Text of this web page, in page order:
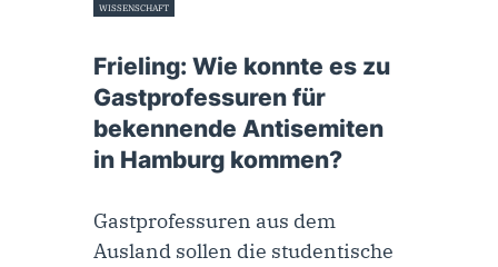
WISSENSCHAFT
Frieling: Wie konnte es zu
Gastprofessuren für
bekennende Antisemiten
in Hamburg kommen?
Gastprofessuren aus dem
Ausland sollen die studentische